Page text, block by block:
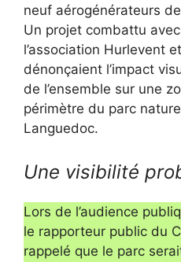
neuf aérogénérateurs
Un projet combattu
l’association Hurlevent
dénonçaient l’impact
de l’ensemble sur une
périmètre du parc
Languedoc.
Une visibilité
Lors de l’audience
le rapporteur public du
rappelé que le parc